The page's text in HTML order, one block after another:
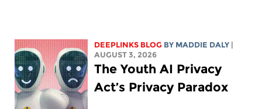
DEEPLINKS BLOG BY MADDIE DALY |
AUGUST 3, 2026
The Youth AI Privacy
Act’s Privacy Paradox